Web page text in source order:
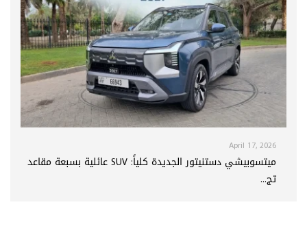
April 17, 2026
ميتسوبيشي دستنيتور الجديدة كلياً: SUV عائلية بسبعة مقاعد
تج...